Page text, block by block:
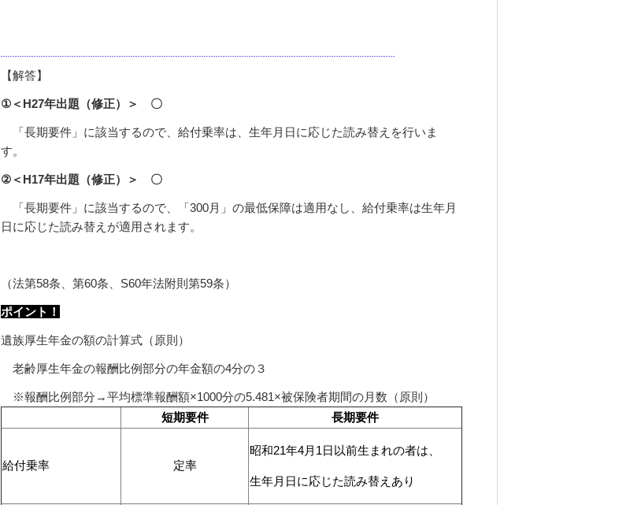
【解答】
①＜H27年出題 （修正）＞ 〇
「長期要件」に該当するので、給付乗率は、生年月日に応じた読み替えを行いま
す。
②＜H17年出題 （修正）＞ 〇
「長期要件」に該当するので、「300月」の最低保障は適用なし、給付乗率は生年月
日に応じた読み替えが適用されます。
（法第58条、第60条、S60年法附則第59条）
ポイント！
遺族厚生年金の額の計算式（原則）
老齢厚生年金の報酬比例部分の年金額の4分の３
※報酬比例部分→平均標準報酬額×1000分の5.481×被保険者期間の月数（原則）
短期要件
長期要件
給付乗率 定率
昭和21年4月1日以前生まれの者は、
生年月日に応じた読み替えあり